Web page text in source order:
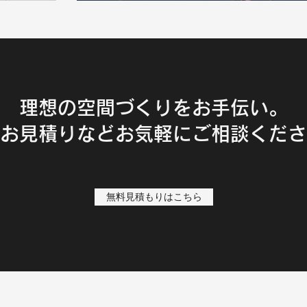
理想の空間づくりをお手伝い。
見積りなどお気軽にご相談くだ
無料見積もりはこちら